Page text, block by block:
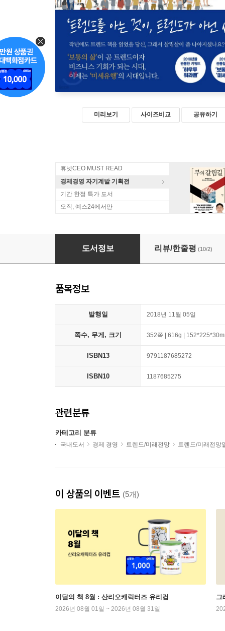
미리보기 사이즈비교 공유하기
휴넷CEO MUST READ
경제경영 자기계발 기획전
기간 한정 특가 도서
오직, 예스24에서만
미세유행 2019
도서정보 리뷰/한줄평 (10/2)
품목정보
발행일 2018년 11월 05일
쪽수, 무게, 크기 352쪽 | 616g |
ISBN13 9791187685272
ISBN10 1187685275
관련분류
카테고리 분류
국내도서 경제 경영 트렌드/미래전망 트렌드/미래전망
이 상품의 이벤트 (5개)
이달의 책 8월 : 산리오캐릭터즈 유리컵
2026년 08월 01일 ~ 2026년 08월 31일
그